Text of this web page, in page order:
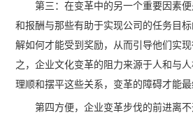
第三：在变革中的另一个重要因素便
和报酬与那些有助于实现公司的任务目
解如何才能受到奖励，从而引导他们实
之，企业文化变革的阻力来源于人和与
理顺和摆平这些关系，变革的障碍才能最
第四方便，企业变革步伐的前进离不